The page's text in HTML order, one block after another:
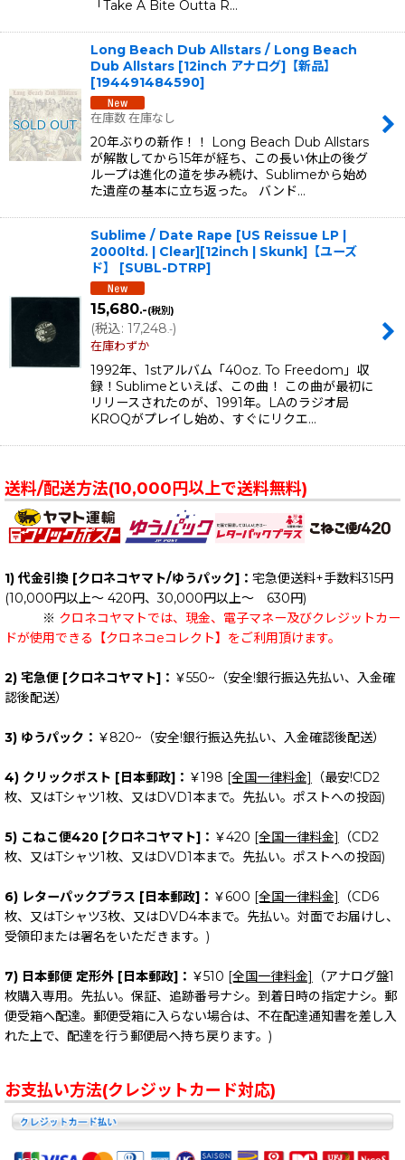
「Take A Bite Outta R…
Long Beach Dub Allstars / Long Beach
Dub Allstars [12inch アナログ]【新品】
[194491484590]
在庫数 在庫なし
20年ぶりの新作！！ Long Beach Dub Allstars
が解散してから15年が経ち、この長い休止の後グ
ループは進化の道を歩み続け、Sublimeから始め
た遺産の基本に立ち返った。 バンド…
Sublime / Date Rape [US Reissue LP |
2000ltd. | Clear][12inch | Skunk]【ユーズ
ド】
[SUBL-DTRP]
15,680.-(税別)
(税込: 17,248.-)
在庫わずか
1992年、1stアルバム「40oz. To Freedom」収
録！Sublimeといえば、この曲！ この曲が最初に
リリースされたのが、1991年。LAのラジオ局
KROQがプレイし始め、すぐにリクエ…
送料/配送方法(10,000円以上で送料無料)
1) 代金引換 [クロネコヤマト/ゆうパック]： 宅急便送料+手数料315円
(10,000円以上～ 420円、30,000円以上～ 630円)
※ クロネコヤマトでは、現金、電子マネー及びクレジットカー
ドが使用できる【クロネコeコレクト】をご利用頂けます。
2) 宅急便 [クロネコヤマト]： ￥550~（安全!銀行振込先払い、入金確
認後配送）
3) ゆうパック： ￥820~（安全!銀行振込先払い、入金確認後配送）
4) クリックポスト [日本郵政]： ￥198 [全国一律料金]
（最安!CD2
枚、又はTシャツ1枚、又はDVD1本まで。先払い。ポストへの投函)
5) こねこ便420 [クロネコヤマト]： ￥420 [全国一律料金]
（CD2
枚、又はTシャツ1枚、又はDVD1本まで。先払い。ポストへの投函)
6) レターパックプラス [日本郵政]： ￥600 [全国一律料金]
（CD6
枚、又はTシャツ3枚、又はDVD4本まで。先払い。対面でお届けし、
受領印または署名をいただきます。)
7) 日本郵便 定形外 [日本郵政]： ￥510 [全国一律料金]
（アナログ盤1
枚購入専用。先払い。保証、追跡番号ナシ。到着日時の指定ナシ。郵
便受箱へ配達。郵便受箱に入らない場合は、不在配達通知書を差し入
れた上で、配達を行う郵便局へ持ち戻ります。)
お支払い方法(クレジットカード対応)